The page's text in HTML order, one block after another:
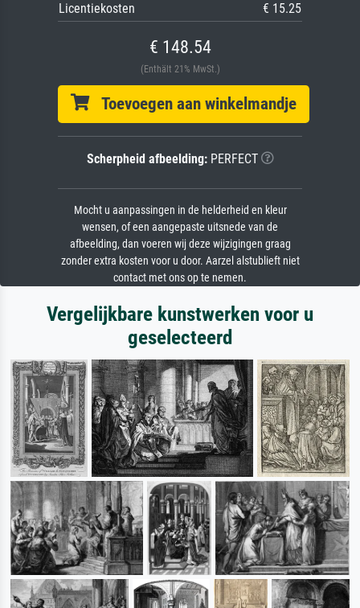
Licentiekosten
€ 15.25
€ 148.54
(Enthält 21% MwSt.)
Toevoegen aan winkelmandje
Scherpheid afbeelding:PERFECT
Mocht u aanpassingen in de helderheid en kleur
wensen, of een aangepaste uitsnede van de
afbeelding, dan voeren wij deze wijzigingen graag
zonder extra kosten voor u door. Aarzel alstublieft niet
contact met ons op te nemen.
Vergelijkbare kunstwerken voor u
geselecteerd